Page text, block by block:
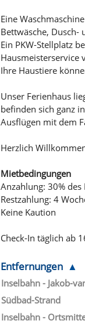
Eine
Bettwäsche, Dusch-
Ein PKW-Stellplatz
Hausmeisterservice
Ihre Haustiere
Unser Ferienhaus
befinden sich ganz
Ausflügen mit dem
Herzlich
Mietbedingungen
Anzahlung: 30%
Restzahlung: 4
Keine Kaution
Check-In täglich ab
Entfernungen
Inselbahn - Jakob-
Südbad-Strand
Inselbahn -